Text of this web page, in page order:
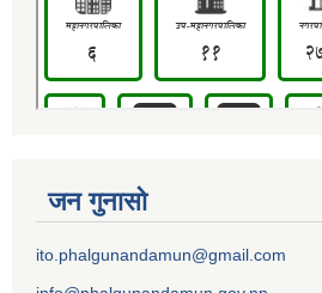
जन गुनासो
ito.phalgunandamun@gmail.com